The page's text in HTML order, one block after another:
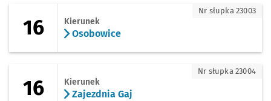
16 Kierunek
Osobowice
Nr słupka 23003
16 Kierunek
Zajezdnia Gaj
Nr słupka 23004